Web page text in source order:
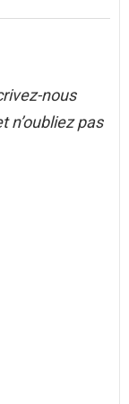
nous
n’oubliez pas